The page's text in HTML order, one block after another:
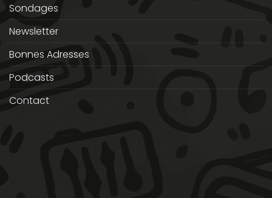
Sondages
Newsletter
Bonnes Adresses
Podcasts
Contact